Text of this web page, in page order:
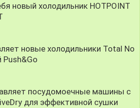
новый холодильник HOTPOINT
новые холодильники Total No
Push&Go
посудомоечные машины с
для эффективной сушки